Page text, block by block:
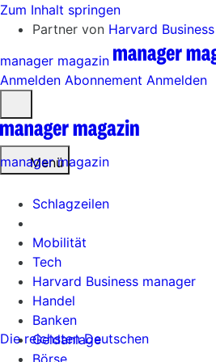
Zum Inhalt springen
Partner von Harvard
manager magazin
Anmelden Abonnement Anmelden
öffnen
Menü
Schlagzeilen
Mobilität
Tech
Harvard Business manager
Handel
Banken
Geldanlage
Börse
manager magazin
Die reichsten Deutschen